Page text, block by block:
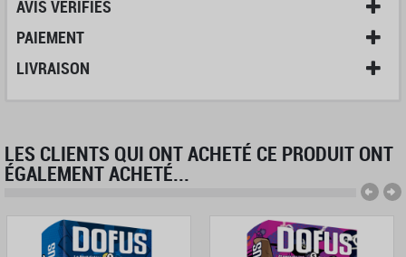
AVIS VÉRIFIÉS
PAIEMENT
LIVRAISON
LES CLIENTS QUI ONT ACHETÉ CE PRODUIT ONT
ÉGALEMENT ACHETÉ...